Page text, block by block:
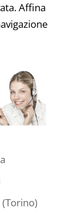
Affina